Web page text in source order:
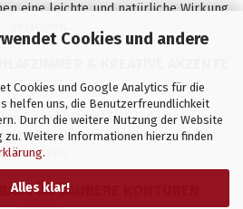
Cookies und andere
Cookies und Google Analytics für die
helfen uns, die Benutzerfreundlichkeit
Durch die weitere Nutzung der Website
zu. Weitere Informationen hierzu finden
.
Alles klar!
eine leichte und natürliche Wirkung
& KREATIVE AKZENTE
Einrichtungsstilen und lassen sich
großflächiges Gestaltungselement
einsetzen.
FÜR SAUBERE KONTUREN